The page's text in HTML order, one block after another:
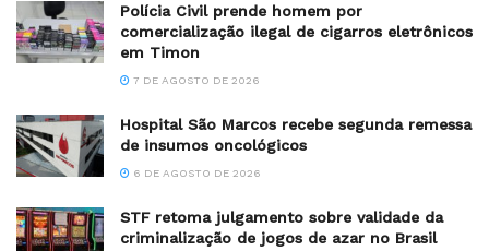
Polícia Civil prende homem por
comercialização ilegal de cigarros eletrônicos
em Timon
7 DE AGOSTO DE 2026
Hospital São Marcos recebe segunda remessa
de insumos oncológicos
6 DE AGOSTO DE 2026
STF retoma julgamento sobre validade da
criminalização de jogos de azar no Brasil